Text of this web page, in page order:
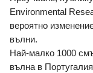
Environmental
вероятно
вълни.
Най-малко 1000
вълна в